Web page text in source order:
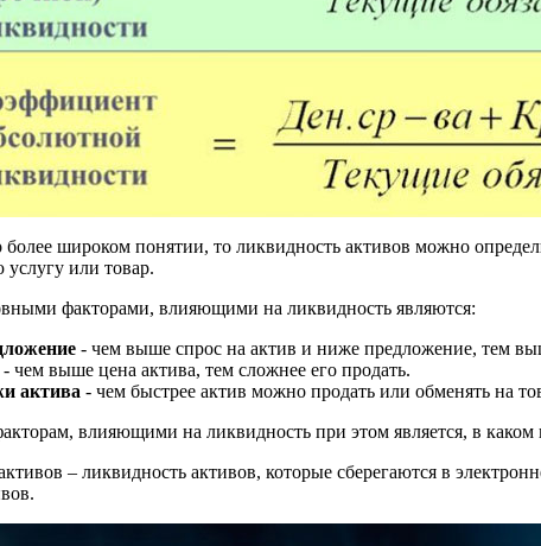
широком понятии, то ликвидность активов можно
услугу или товар.
факторами, влияющими на ликвидность являются:
- чем выше спрос на актив и ниже предложение, тем
- чем выше цена актива, тем сложнее его продать.
актива - чем быстрее актив можно продать или обменять на
влияющими на ликвидность при этом является, в каком
– ликвидность активов, которые сберегаются в